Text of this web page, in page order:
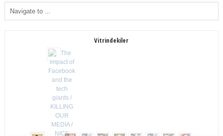
Vitrindekiler